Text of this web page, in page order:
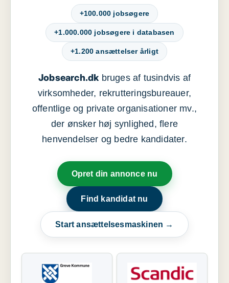
+100.000 jobsøgere
+1.000.000 jobsøgere i databasen
+1.200 ansættelser årligt
Jobsearch.dkbruges af tusindvis af
virksomheder, rekrutteringsbureauer,
offentlige og private organisationer mv.,
der ønsker høj synlighed, flere
henvendelser og bedre kandidater.
Opret din annonce nu
Find kandidat nu
Start ansættelsesmaskinen →